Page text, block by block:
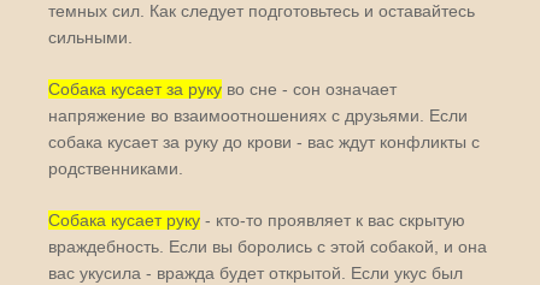
темных сил. Как следует подготовьтесь и оставайтесь
сильными.
Собака кусает за руку во сне - сон означает
напряжение во взаимоотношениях с друзьями. Если
собака кусает за руку до крови - вас ждут конфликты с
родственниками.
Собака кусает руку - кто-то проявляет к вас скрытую
враждебность. Если вы боролись с этой собакой, и она
вас укусила - вражда будет открытой. Если укус был